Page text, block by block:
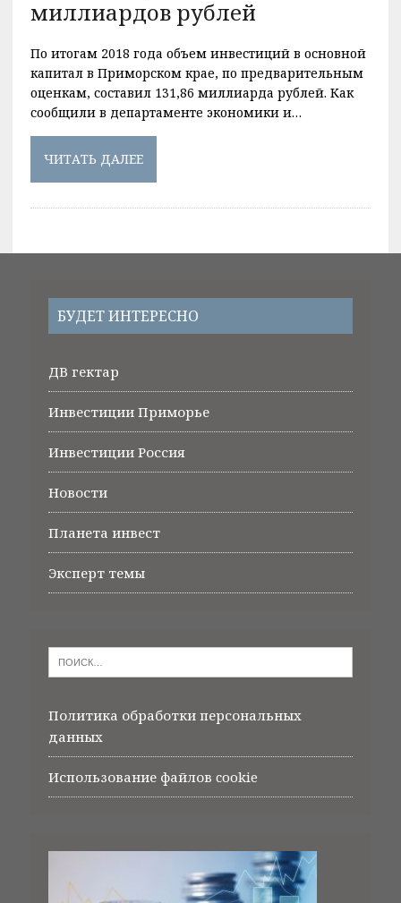
миллиардов рублей
По итогам 2018 года объем инвестиций в основной
капитал в Приморском крае, по предварительным
оценкам, составил 131,86 миллиарда рублей. Как
сообщили в департаменте экономики и…
ЧИТАТЬ ДАЛЕЕ
БУДЕТ ИНТЕРЕСНО
ДВ гектар
Инвестиции Приморье
Инвестиции Россия
Новости
Планета инвест
Эксперт темы
Политика обработки персональных
данных
Использование файлов cookie